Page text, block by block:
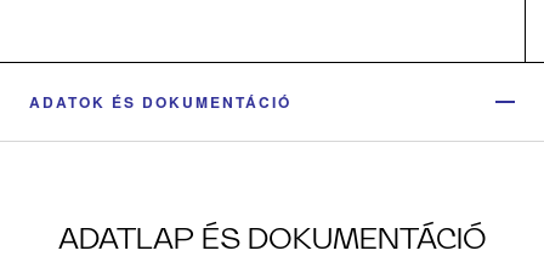
ADATOK ÉS DOKUMENTÁCIÓ
ADATLAP ÉS DOKUMENTÁCIÓ